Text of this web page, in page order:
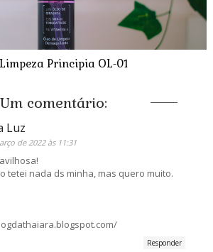
Principia OL-01
Um comentário:
Luz
de 2022 às 11:31
tetei nada ds minha, mas quero muito.
Responder